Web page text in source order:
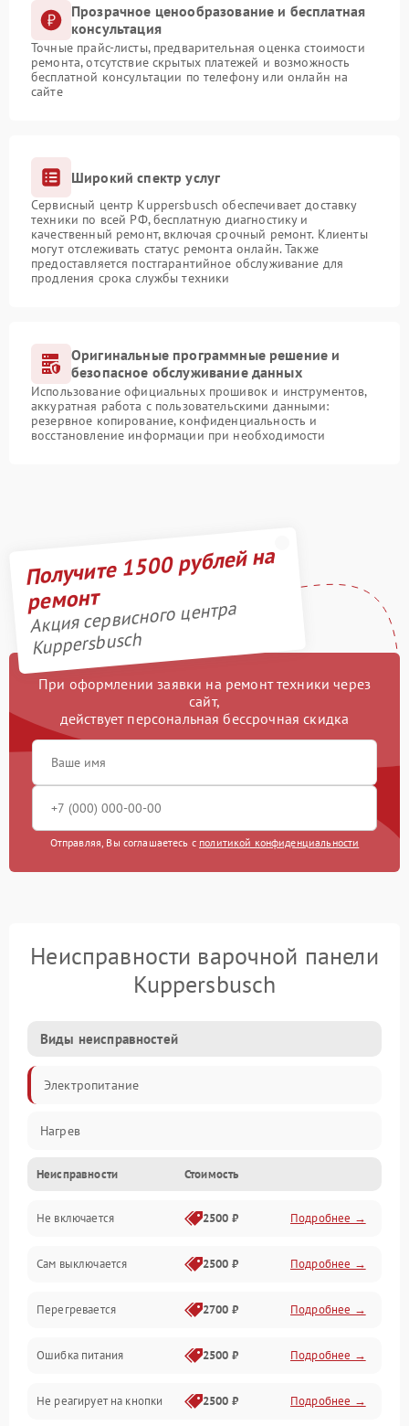
Прозрачное ценообразование и бесплатная
консультация
Точные прайс-листы, предварительная оценка стоимости
ремонта, отсутствие скрытых платежей и возможность
бесплатной консультации по телефону или онлайн на
сайте
Широкий спектр услуг
Сервисный центр Kuppersbusch обеспечивает доставку
техники по всей РФ, бесплатную диагностику и
качественный ремонт, включая срочный ремонт. Клиенты
могут отслеживать статус ремонта онлайн. Также
предоставляется постгарантийное обслуживание для
продления срока службы техники
Оригинальные программные решение и
безопасное обслуживание данных
Использование официальных прошивок и инструментов,
аккуратная работа с пользовательскими данными:
резервное копирование, конфиденциальность и
восстановление информации при необходимости
Получите 1500 рублей на
ремонт
Акция сервисного центра
Kuppersbusch
При оформлении заявки на ремонт техники через
сайт,
действует персональная бессрочная скидка
Отправляя, Вы соглашаетесь с политикой конфиденциальности
Неисправности варочной панели
Kuppersbusch
Виды неисправностей
Электропитание
Нагрев
Неисправности Стоимость
Не включается 2500 ₽ Подробнее →
Сам выключается 2500 ₽ Подробнее →
Перегревается 2700 ₽ Подробнее →
Ошибка питания 2500 ₽ Подробнее →
Не реагирует на кнопки 2500 ₽ Подробнее →